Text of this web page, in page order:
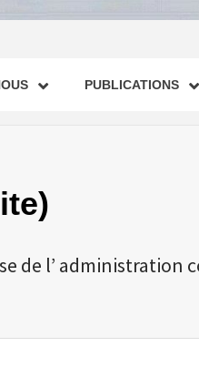
PUBLICATIONS
de l’